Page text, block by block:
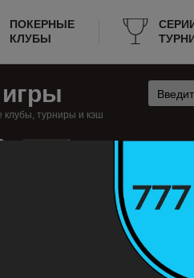
ПОКЕРНЫЕ
КЛУБЫ
турниры и кэш
в Пловании
все турниры по покеру в
информацию о турнирах, к
период поздней